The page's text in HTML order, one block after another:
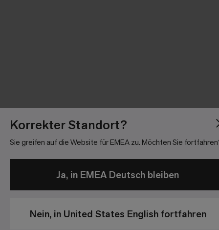
Korrekter Standort?
Sie greifen auf die Website für EMEA zu. Möchten Sie
Ja, in EMEA Deutsch bleiben
Nein, in United States English fortfahren